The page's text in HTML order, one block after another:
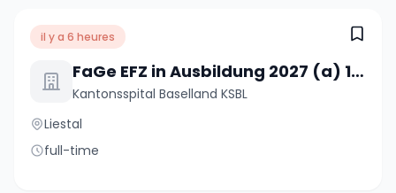
il y a 6 heures
FaGe EFZ in Ausbildung 2027 (a) 100%
Kantonsspital Baselland KSBL
Liestal
full-time